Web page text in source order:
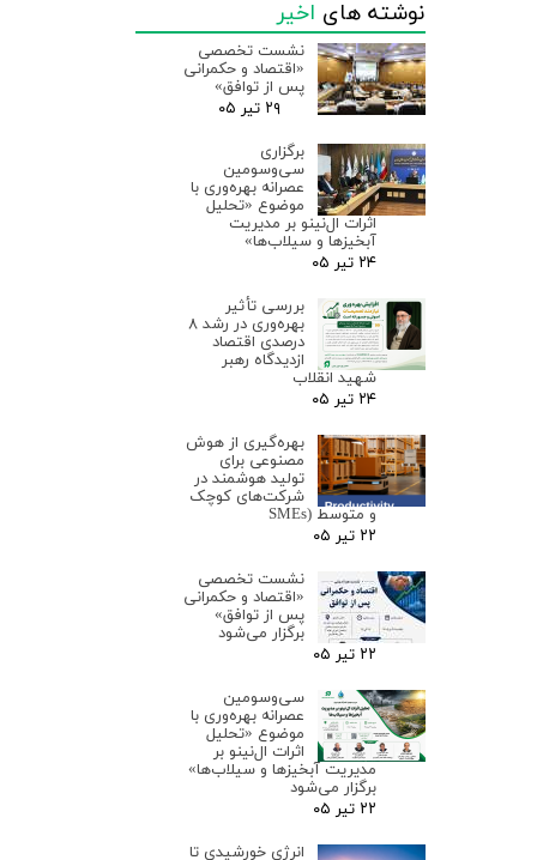
نوشته های اخیر
نشست تخصصی
«اقتصاد و حکمرانی
پس از توافق»
۲۹ تیر ۰۵
برگزاری
سی‌وسومین
عصرانه بهره‌وری با
موضوع «تحلیل
اثرات ال‌نینو بر مدیریت
آبخیزها و سیلاب‌ها»
۲۴ تیر ۰۵
بررسی تأثیر
بهره‌وری در رشد ۸
درصدی اقتصاد
ازدیدگاه رهبر
شهید انقلاب
۲۴ تیر ۰۵
بهره‌گیری از هوش
مصنوعی برای
تولید هوشمند در
شرکت‌های کوچک
و متوسط (SMEs
۲۲ تیر ۰۵
نشست تخصصی
«اقتصاد و حکمرانی
پس از توافق»
برگزار می‌شود
۲۲ تیر ۰۵
سی‌وسومین
عصرانه بهره‌وری با
موضوع «تحلیل
اثرات ال‌نینو بر
مدیریت آبخیزها و سیلاب‌ها»
برگزار می‌شود
۲۲ تیر ۰۵
انرژی خورشیدی تا